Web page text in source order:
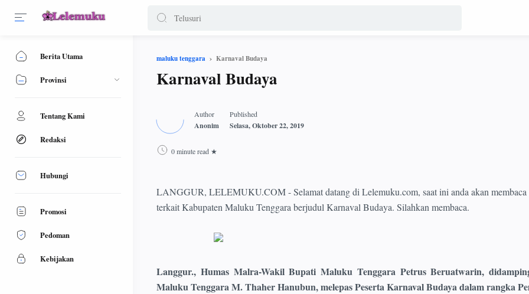
maluku tenggara Karnaval Budaya
Karnaval Budaya
0 minute read
LANGGUR, LELEMUKU.COM - Selamat datang di Lelemuku.com, saat ini anda akan membaca
terkait Kabupaten Maluku Tenggara berjudul Karnaval Budaya. Silahkan membaca.
Langgur., Humas Malra-Wakil Bupati Maluku Tenggara Petrus Beruatwarin,
Maluku Tenggara M. Thaher Hanubun, melepas Peserta Karnaval Budaya dalam rangka
Berita Utama
Provinsi
Tentang Kami
Redaksi
Hubungi
Promosi
Pedoman
Kebijakan